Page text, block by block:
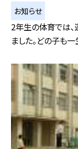
お知らせ
2年生の体育では
ました。どの子も